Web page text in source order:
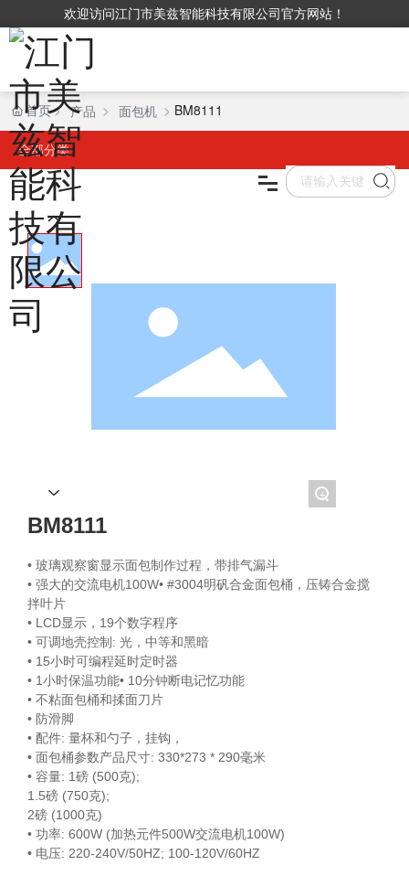
欢迎访问江门市美兹智能科技有限公司官方网站！
首页
产品中心
关于我们
VR
首页 产品 面包机 BM8111
全部分类
+
BM8111
• 玻璃观察窗显示面包制作过程，带排气漏斗
• 强大的交流电机100W• #3004明矾合金面包桶，压铸合金搅
拌叶片
• LCD显示，19个数字程序
• 可调地壳控制: 光，中等和黑暗
• 15小时可编程延时定时器
• 1小时保温功能• 10分钟断电记忆功能
• 不粘面包桶和揉面刀片
• 防滑脚
• 配件: 量杯和勺子，挂钩，
• 面包桶参数产品尺寸: 330*273 * 290毫米
• 容量: 1磅 (500克);
1.5磅 (750克);
2磅 (1000克)
• 功率: 600W (加热元件500W交流电机100W)
• 电压: 220-240V/50HZ; 100-120V/60HZ